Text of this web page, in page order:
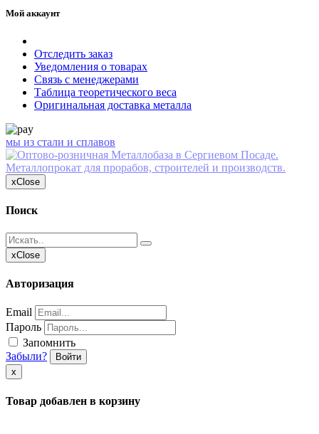
Мой аккаунт
Отследить заказ
Уведомления о товарах
Связь с менеджерами
Таблица теоретического веса
Оригинальная доставка металла
мы из стали и сплавов
xClose
Поиск
xClose
Авторизация
Email
Пароль
Запомнить
Забыли?
Войти
х
Товар добавлен в корзину